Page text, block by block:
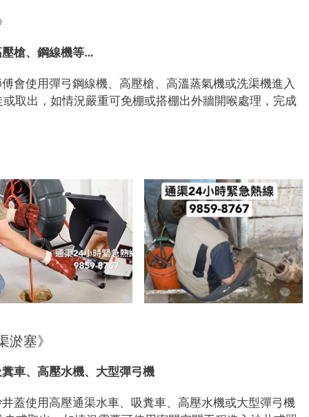
槍、鋼線機等…
會使用彈弓鋼線機、高壓槍、高溫蒸氣機或洗渠機進入
取出，如情況嚴重可免棚或搭棚出外牆開喉處理，完成
塞》
車、高壓水機、大型彈弓機
蓋使用高壓通渠水車、吸糞車、高壓水機或大型彈弓機